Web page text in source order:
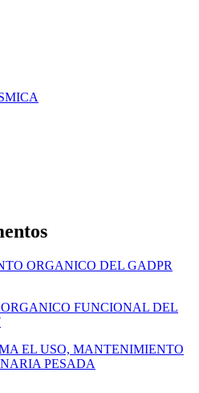
ORGANICO DEL GADPR
FUNCIONAL DEL
EL USO, MANTENIMIENTO
PESADA